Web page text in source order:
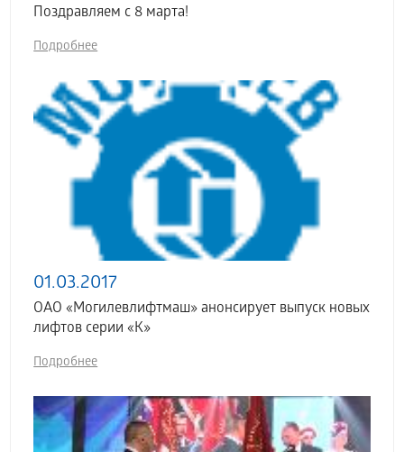
Поздравляем с 8 марта!
Подробнее
01.03.2017
ОАО «Могилевлифтмаш» анонсирует выпуск новых
лифтов серии «К»
Подробнее